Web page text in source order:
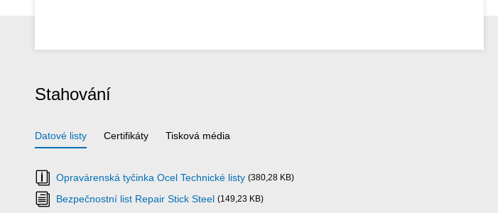
Stahování
Datové listy Certifikáty Tisková média
Opravárenská tyčinka Ocel Technické listy (380,28 KB)
Bezpečnostní list Repair Stick Steel (149,23 KB)